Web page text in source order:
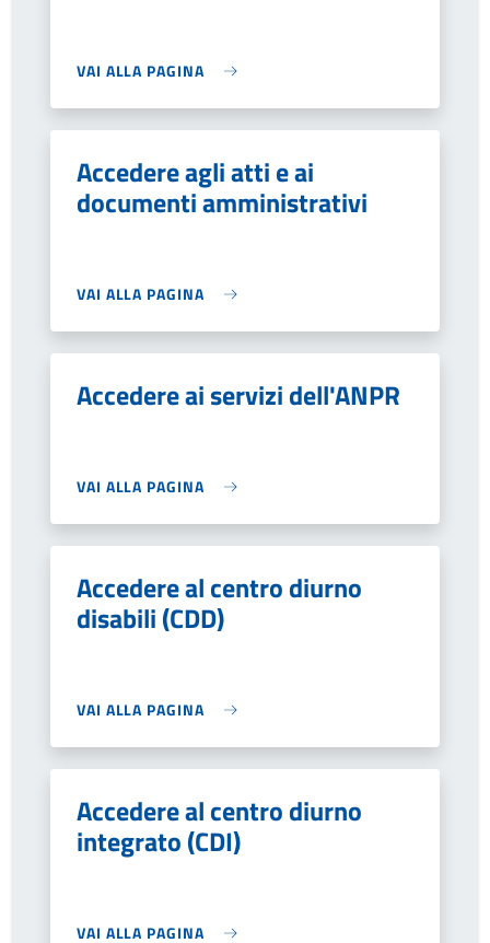
VAI ALLA PAGINA
Accedere agli atti e ai
documenti amministrativi
VAI ALLA PAGINA
Accedere ai servizi dell'ANPR
VAI ALLA PAGINA
Accedere al centro diurno
disabili (CDD)
VAI ALLA PAGINA
Accedere al centro diurno
integrato (CDI)
VAI ALLA PAGINA